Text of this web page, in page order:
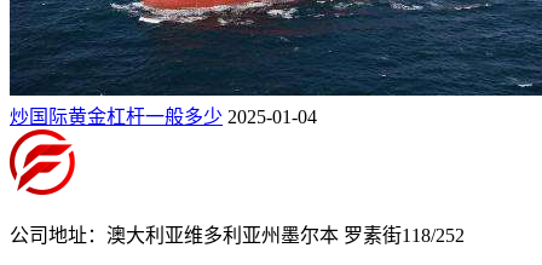
炒国际黄金杠杆一般多少 2025-01-04
公司地址：澳大利亚维多利亚州墨尔本 罗素街118/252